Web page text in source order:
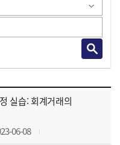
실습: 회계거래의
06-08